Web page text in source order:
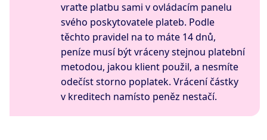
vraťte platbu sami v ovládacím panelu
svého poskytovatele plateb. Podle
těchto pravidel na to máte 14 dnů,
peníze musí být vráceny stejnou platební
metodou, jakou klient použil, a nesmíte
odečíst storno poplatek. Vrácení částky
v kreditech namísto peněz nestačí.